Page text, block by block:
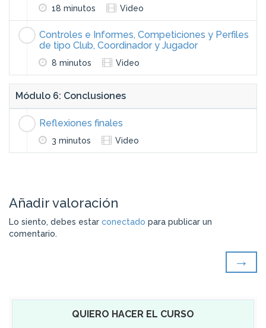
18 minutos Video
Controles e Informes, Competiciones y Perfiles
de tipo Club, Coordinador y Jugador
8 minutos Video
Módulo 6: Conclusiones
Reflexiones finales
3 minutos Video
Añadir valoración
Lo siento, debes estar conectado para publicar un
comentario.
QUIERO HACER EL CURSO